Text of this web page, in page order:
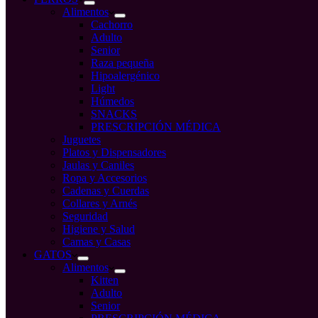
Alimentos
Cachorro
Adulto
Senior
Raza pequeña
Hipoalergénico
Light
Húmedos
SNACKS
PRESCRIPCIÓN MÉDICA
Juguetes
Platos y Dispensadores
Jaulas y Caniles
Ropa y Accesorios
Cadenas y Cuerdas
Collares y Arnés
Seguridad
Higiene y Salud
Camas y Casas
GATOS
Alimentos
Kitten
Adulto
Senior